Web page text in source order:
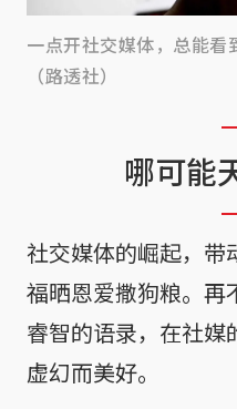
一点开社交媒体，总能
（路透社）
哪可能
社交媒体的崛起，带
福晒恩爱撒狗粮。再
睿智的语录，在社媒
虚幻而美好。